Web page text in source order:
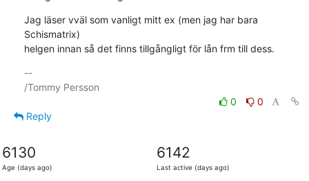
Jag läser vväl som vanligt mitt ex (men jag har bara
Schismatrix)
helgen innan så det finns tillgångligt för lån frm till dess.
--
0
0
Reply
6130
Age (days ago)
6142
Last active (days ago)